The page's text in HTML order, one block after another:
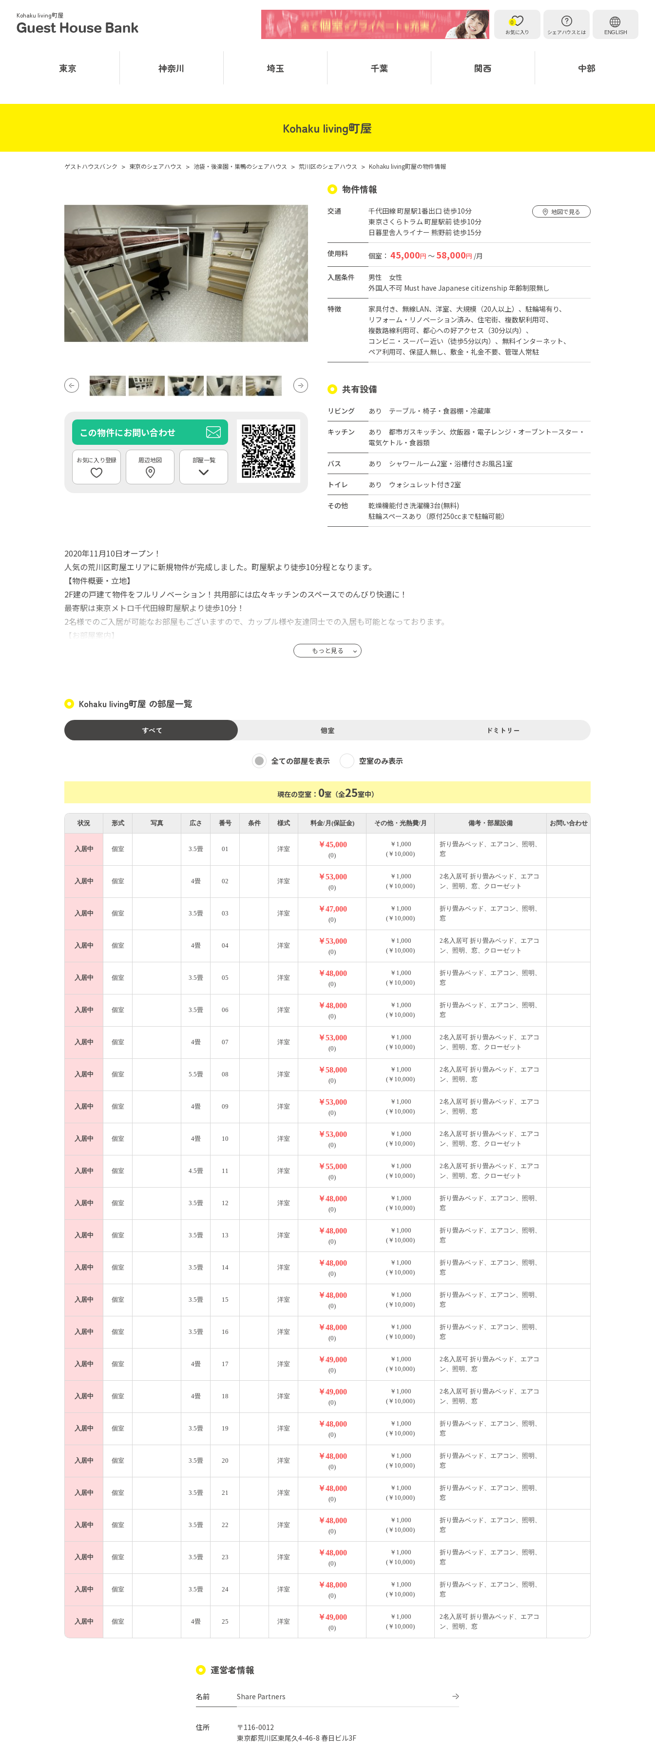
Kohaku living町屋
お気に入り
0
シェアハウスとは
ENGLISH
東京 神奈川 埼玉 千葉 関西 中部
Kohaku living町屋
ゲストハウスバンク > 東京のシェアハウス > 池袋・後楽園・巣鴨のシェアハウス > 荒川区のシェアハウス > Kohaku living町屋の物件情報
この物件にお問い合わせ
周辺地図 部屋一覧
物件情報
交通
千代田線 町屋駅1番出口 徒歩10分
東京さくらトラム 町屋駅前 徒歩10分
日暮里舎人ライナー 熊野前 徒歩15分
地図で見る
使用料 個室： 45,000円 ～ 58,000円 /月
入居条件 男性
女性
外国人不可 Must have Japanese citizenship 年齢制限無し
特徴 家具付き 無線LAN 洋室 大規模（20人以上）
駐輪場有り
リフォーム・リノベーション済み
住宅街
複数駅利用可
複数路線利用可
都心への好アクセス（30分以内）
コンビニ・スーパー近い（徒歩5分以内）
無料インターネット
ペア利用可
保証人無し 敷金・礼金不要 管理人常駐
共有設備
リビング あり テーブル・椅子・食器棚・冷蔵庫
キッチン
あり 都市ガスキッチン、炊飯器・電子レンジ・オーブントースター・
電気ケトル・食器類
バス あり シャワールーム2室・浴槽付きお風呂1室
トイレ あり ウォシュレット付き2室
その他
乾燥機能付き洗濯機3台(無料)
駐輪スペースあり（原付250ccまで駐輪可能）
2020年11月10日オープン！
人気の荒川区町屋エリアに新規物件が完成しました。町屋駅より徒歩10分程となります。
【物件概要・立地】
2F建の戸建て物件をフルリノベーション！共用部には広々キッチンのスペースでのんびり快適に！
最寄駅は東京メトロ千代田線町屋駅より徒歩10分！
2名様でのご入居が可能なお部屋もございますので、カップル様や友達同士での入居も可能となっております。
【お部屋案内】
・2面採光のお部屋あり
・クローゼット付のお部屋あり
・2名入居可能なお部屋あり
【設備案内】
・共用冷蔵庫3台（個室に設置済の部屋あり）
・浴槽付きお風呂1室
・ウォシュレット付トイレ2室
・電子レンジ2台
・電気ケトル2つ
・オーブントースター2台
・一般的な調理器具や食器
・Wi-Fi完備（Wi-Fi６対応）
徒歩3分にコンビニ（セブンイレブン）・徒歩5分にスーパー（ライフ）・ドンキホーテ 町屋店まで徒歩10分！
駅近の完成な住宅街で生活便も良く長く住んでいただける物件です。是非内覧にお越しくださいませ。
もっと見る
Kohaku living町屋 の部屋一覧
すべて 個室 ドミトリー
全ての部屋を表示 空室のみ表示
現在の空室： 0室（全25室中）
状況 形式 写真 広さ 番号 条件 様式 料金/月(保証金) その他・光熱費/月 備考・部屋設備 お問い合わせ
入居中 個室 3.5畳 01 洋室
￥45,000
(0)
￥1,000
(￥10,000)
折り畳みベッド、エアコン、照明、
窓
入居中 個室 4畳 02 洋室
￥53,000
(0)
￥1,000
(￥10,000)
2名入居可 折り畳みベッド、エアコ
ン、照明、窓、クローゼット
入居中 個室 3.5畳 03 洋室
￥47,000
(0)
￥1,000
(￥10,000)
折り畳みベッド、エアコン、照明、
窓
入居中 個室 4畳 04 洋室
￥53,000
(0)
￥1,000
(￥10,000)
2名入居可 折り畳みベッド、エアコ
ン、照明、窓、クローゼット
入居中 個室 3.5畳 05 洋室
￥48,000
(0)
￥1,000
(￥10,000)
折り畳みベッド、エアコン、照明、
窓
入居中 個室 3.5畳 06 洋室
￥48,000
(0)
￥1,000
(￥10,000)
折り畳みベッド、エアコン、照明、
窓
入居中 個室 4畳 07 洋室
￥53,000
(0)
￥1,000
(￥10,000)
2名入居可 折り畳みベッド、エアコ
ン、照明、窓、クローゼット
入居中 個室 5.5畳 08 洋室
￥58,000
(0)
￥1,000
(￥10,000)
2名入居可 折り畳みベッド、エアコ
ン、照明、窓
入居中 個室 4畳 09 洋室
￥53,000
(0)
￥1,000
(￥10,000)
2名入居可 折り畳みベッド、エアコ
ン、照明、窓
入居中 個室 4畳 10 洋室
￥53,000
(0)
￥1,000
(￥10,000)
2名入居可 折り畳みベッド、エアコ
ン、照明、窓、クローゼット
入居中 個室 4.5畳 11 洋室
￥55,000
(0)
￥1,000
(￥10,000)
2名入居可 折り畳みベッド、エアコ
ン、照明、窓、クローゼット
入居中 個室 3.5畳 12 洋室
￥48,000
(0)
￥1,000
(￥10,000)
折り畳みベッド、エアコン、照明、
窓
入居中 個室 3.5畳 13 洋室
￥48,000
(0)
￥1,000
(￥10,000)
折り畳みベッド、エアコン、照明、
窓
入居中 個室 3.5畳 14 洋室
￥48,000
(0)
￥1,000
(￥10,000)
折り畳みベッド、エアコン、照明、
窓
入居中 個室 3.5畳 15 洋室
￥48,000
(0)
￥1,000
(￥10,000)
折り畳みベッド、エアコン、照明、
窓
入居中 個室 3.5畳 16 洋室
￥48,000
(0)
￥1,000
(￥10,000)
折り畳みベッド、エアコン、照明、
窓
入居中 個室 4畳 17 洋室
￥49,000
(0)
￥1,000
(￥10,000)
2名入居可 折り畳みベッド、エアコ
ン、照明、窓
入居中 個室 4畳 18 洋室
￥49,000
(0)
￥1,000
(￥10,000)
2名入居可 折り畳みベッド、エアコ
ン、照明、窓
入居中 個室 3.5畳 19 洋室
￥48,000
(0)
￥1,000
(￥10,000)
折り畳みベッド、エアコン、照明、
窓
入居中 個室 3.5畳 20 洋室
￥48,000
(0)
￥1,000
(￥10,000)
折り畳みベッド、エアコン、照明、
窓
入居中 個室 3.5畳 21 洋室
￥48,000
(0)
￥1,000
(￥10,000)
折り畳みベッド、エアコン、照明、
窓
入居中 個室 3.5畳 22 洋室
￥48,000
(0)
￥1,000
(￥10,000)
折り畳みベッド、エアコン、照明、
窓
入居中 個室 3.5畳 23 洋室
￥48,000
(0)
￥1,000
(￥10,000)
折り畳みベッド、エアコン、照明、
窓
入居中 個室 3.5畳 24 洋室
￥48,000
(0)
￥1,000
(￥10,000)
折り畳みベッド、エアコン、照明、
窓
入居中 個室 4畳 25 洋室
￥49,000
(0)
￥1,000
(￥10,000)
2名入居可 折り畳みベッド、エアコ
ン、照明、窓
運営者情報
名前 Share Partners
住所
〒116-0012
東京都荒川区東尾久4-46-8 春日ビル3F